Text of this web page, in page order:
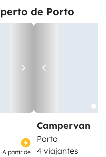
de Porto
A partir de
Campervan
Porto
4 viajantes